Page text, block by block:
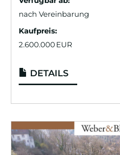
nach Vereinbarung
Kaufpreis:
2.600.000 EUR
DETAILS